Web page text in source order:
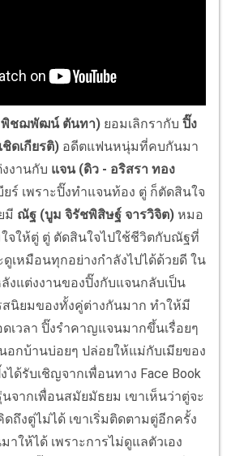
พิชฌพัฒน์ ตันทา) ยอมเลิกรากับ ปิ๊ง
ดเกียรติ) อดีตแฟนหนุ่มที่คบกันมา
งานกับ แจน (ดิว - อริสรา ทอง
ยร์ เพราะปิ๊งทำแจนท้อง ตู่ ก็ตัดสินใจ
มี ณัฐ (บูม จิรัชพิสิษฐ์ จารวิจิต) หมอ
จให้ตู่ ตู่ ตัดสินใจไปใช้ชีวิตกับณัฐที่
เหมือนทุกอย่างกำลังไปได้ด้วยดี ใน
แต่งงานของปิ๊งกับแจนกลับเป็น
สนิยมของทั้งคู่ต่างกันมาก ทำให้มี
ดเวลา ปิ๊งรำคาญแจนมากขึ้นเรื่อยๆ
อกบ้านบ่อยๆ ปล่อยให้แม่กับเมียของ
ได้รับเชิญจากเพื่อนทาง Face Book
จากเพื่อนสมัยมัธยม เขาเห็นว่าตู่จะ
ถึงตู่ไม่ได้ เขาเริ่มติดตามตู่อีกครั้ง
าให้ได้ เพราะการไม่ดูแลตัวเอง